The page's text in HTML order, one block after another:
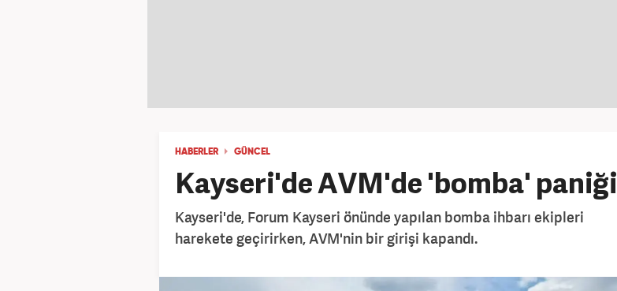
HABERLER GÜNCEL
Kayseri'de AVM'de 'bomba' paniği
Kayseri'de, Forum Kayseri önünde yapılan bomba ihbarı ekipleri
harekete geçirirken, AVM'nin bir girişi kapandı.